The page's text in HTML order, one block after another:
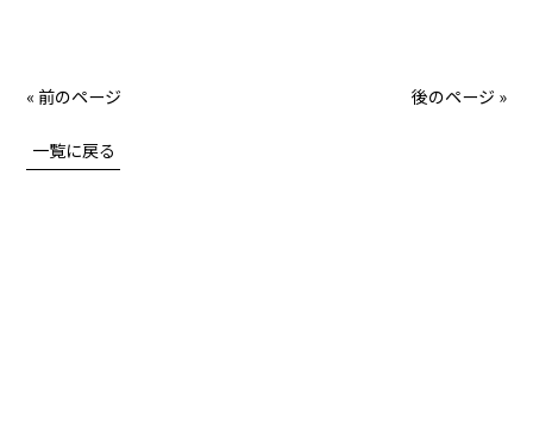
« 前のページ 後のページ »
一覧に戻る